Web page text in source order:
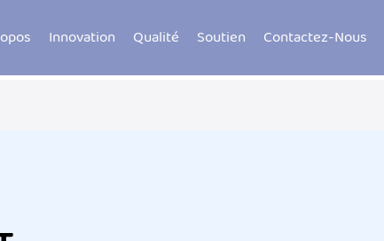
Innovation Qualité Soutien Contactez-Nous